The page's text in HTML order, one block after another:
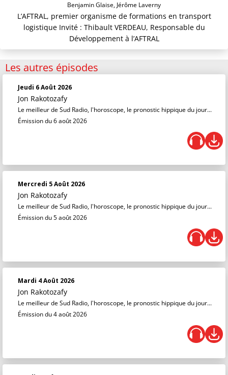
Benjamin Glaise, Jérôme Laverny
L’AFTRAL, premier organisme de formations en transport
logistique Invité : Thibault VERDEAU, Responsable du
Développement à l’AFTRAL
Les autres épisodes
Jeudi 6 Août 2026
Jon Rakotozafy
Le meilleur de Sud Radio, l'horoscope, le pronostic hippique du jour...
Émission du 6 août 2026
Mercredi 5 Août 2026
Jon Rakotozafy
Le meilleur de Sud Radio, l'horoscope, le pronostic hippique du jour...
Émission du 5 août 2026
Mardi 4 Août 2026
Jon Rakotozafy
Le meilleur de Sud Radio, l'horoscope, le pronostic hippique du jour...
Émission du 4 août 2026